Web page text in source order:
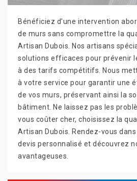
Bénéficiez d'une intervention
de murs sans compromettre la
Artisan Dubois. Nos artisans
solutions efficaces pour prévenir
à des tarifs compétitifs. Nous
à votre service pour garantir une
de vos murs, préservant ainsi la
bâtiment. Ne laissez pas les
vous coûter cher, choisissez la
Artisan Dubois. Rendez-vous
devis personnalisé et découvrez
avantageuses.